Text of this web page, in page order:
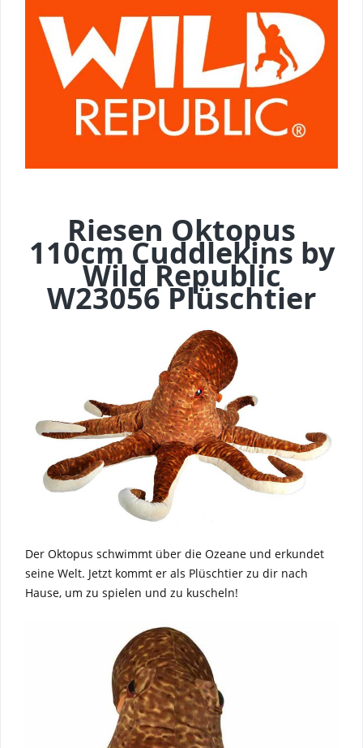
Riesen Oktopus
110cm Cuddlekins by
Wild Republic
W23056 Plüschtier
Der Oktopus schwimmt über die Ozeane und erkundet
seine Welt. Jetzt kommt er als Plüschtier zu dir nach
Hause, um zu spielen und zu kuscheln!